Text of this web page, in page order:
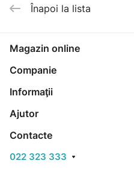
Înapoi la lista
Magazin online
Companie
Informaţii
Ajutor
Contacte
022 323 333